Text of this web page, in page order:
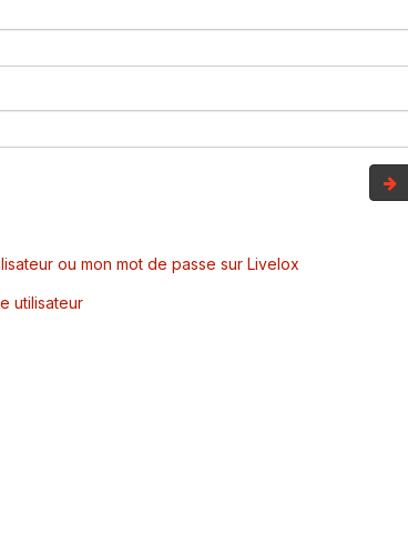
ou mon mot de passe sur Livelox
utilisateur